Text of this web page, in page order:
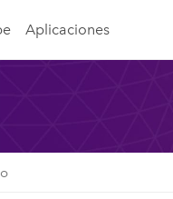
Aplicaciones